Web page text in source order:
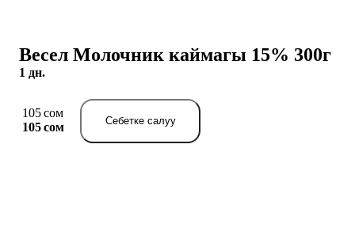
Весел Молочник каймагы 15% 300г
1 дн.
105 сом
105 сом
Себетке салуу